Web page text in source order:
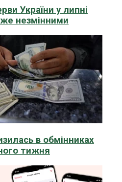
України у липні
незмінними
в обмінниках
тижня